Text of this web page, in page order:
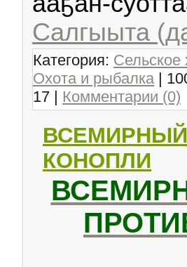
Салгыыта
Категория: Сельское
Охота и рыбалка |
17 | Комментарии (0)
КОНОПЛИ